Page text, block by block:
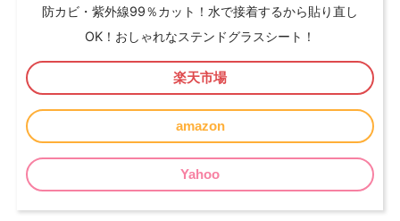
防カビ・紫外線99％カット！水で接着するから貼り直し
OK！おしゃれなステンドグラスシート！
楽天市場
amazon
Yahoo